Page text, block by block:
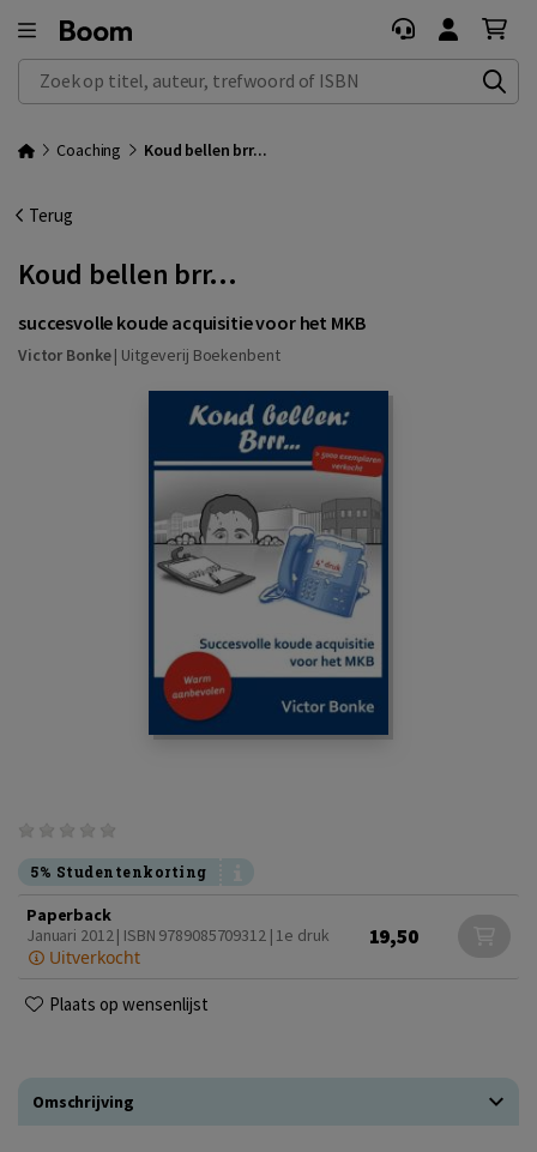
Zoek op titel, auteur, trefwoord of ISBN
Coaching Koud bellen brr...
Terug
Koud bellen brr...
succesvolle koude acquisitie voor het MKB
Victor Bonke| Uitgeverij Boekenbent
5% Studentenkorting
Paperback
Januari 2012 | ISBN 9789085709312 | 1e druk
Uitverkocht
19,50
Plaats op wensenlijst
Omschrijving